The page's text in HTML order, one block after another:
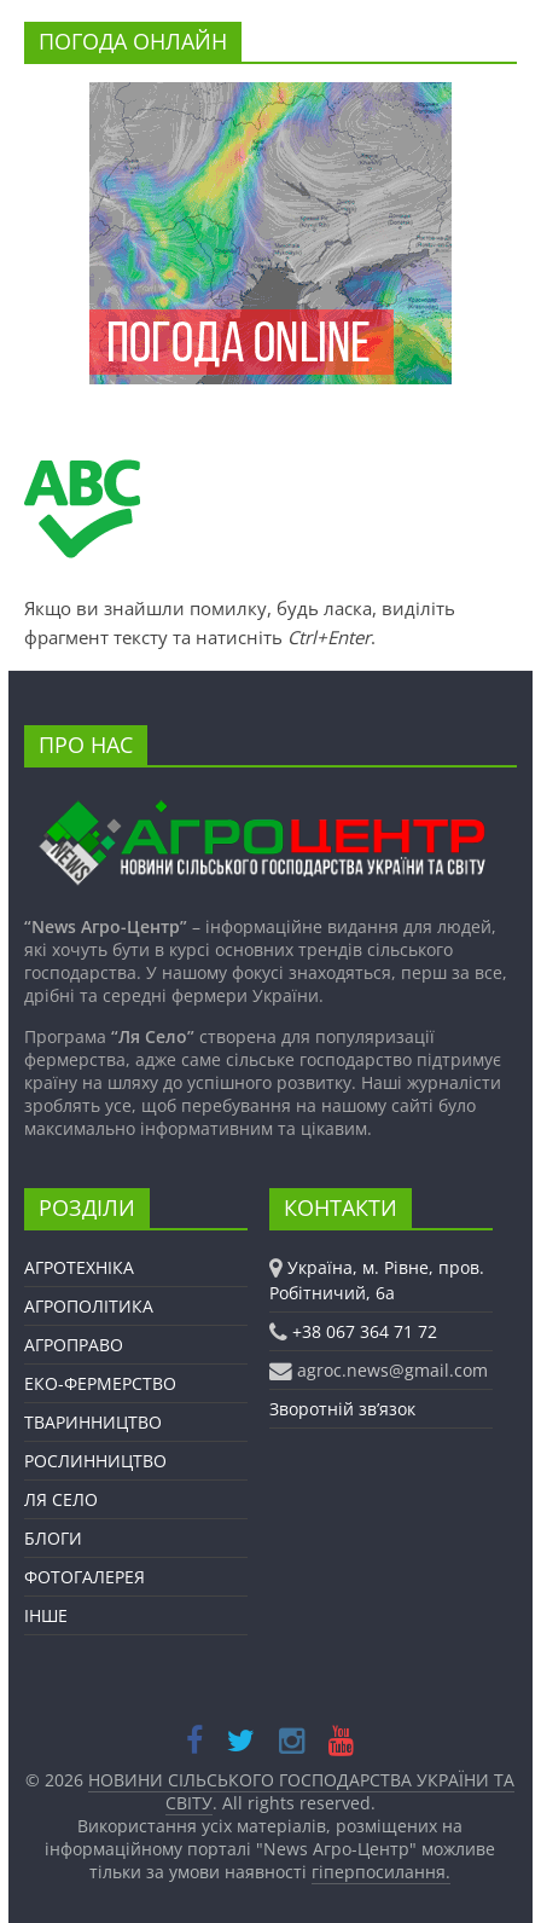
ПОГОДА ОНЛАЙН
Якщо ви знайшли помилку, будь ласка, виділіть
фрагмент тексту та натисніть Ctrl+Enter.
ПРО НАС
“News Агро-Центр”– інформаційне видання для людей,
які хочуть бути в курсі основних трендів сільського
господарства. У нашому фокусі знаходяться, перш за все,
дрібні та середні фермери України.
Програма “Ля Село”створена для популяризації
фермерства, адже саме сільське господарство підтримує
країну на шляху до успішного розвитку. Наші журналісти
зроблять усе, щоб перебування на нашому сайті було
максимально інформативним та цікавим.
РОЗДІЛИ
АГРОТЕХНІКА
АГРОПОЛІТИКА
АГРОПРАВО
ЕКО-ФЕРМЕРСТВО
ТВАРИННИЦТВО
РОСЛИННИЦТВО
ЛЯ СЕЛО
БЛОГИ
ФОТОГАЛЕРЕЯ
ІНШЕ
КОНТАКТИ
Україна, м. Рівне, пров.
Робітничий, 6а
+38 067 364 71 72
agroc.news@gmail.com
Зворотній зв’язок
© 2026 НОВИНИ СІЛЬСЬКОГО ГОСПОДАРСТВА УКРАЇНИ ТА
СВІТУ. All rights reserved.
Використання усіх матеріалів, розміщених на
інформаційному порталі "News Агро-Центр" можливе
тільки за умови наявності гіперпосилання.